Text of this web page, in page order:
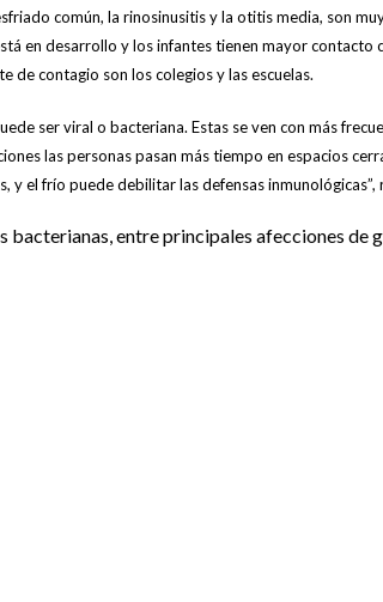
común, la rinosinusitis y la otitis media, son
en desarrollo y los infantes tienen mayor
de contagio son los colegios y las escuelas.
ser viral o bacteriana. Estas se ven con más
las personas pasan más tiempo en espacios
y el frío puede debilitar las defensas inmunológicas”,
bacterianas, entre principales afecciones de